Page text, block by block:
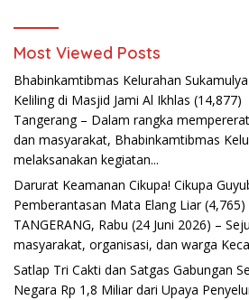
Most Viewed Posts
Bhabinkamtibmas Kelurahan
Keliling di Masjid Jami Al Ikhlas (14,877)
Tangerang – Dalam rangka
dan masyarakat, Bhabinkamtibmas
melaksanakan kegiatan...
Darurat Keamanan Cikupa! Cikupa
Pemberantasan Mata Elang Liar (4,765)
TANGERANG, Rabu (24 Juni 2026) –
masyarakat, organisasi, dan warga
Satlap Tri Cakti dan Satgas Gabungan
Negara Rp 1,8 Miliar dari Upaya